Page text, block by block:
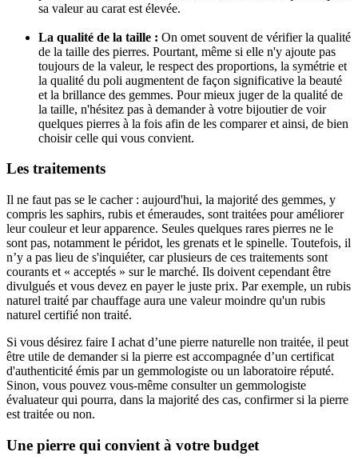
sa valeur au carat est élevée.
La qualité de la taille : On omet souvent de vérifier la qualité
de la taille des pierres. Pourtant, même si elle n'y ajoute pas
toujours de la valeur, le respect des proportions, la symétrie et
la qualité du poli augmentent de façon significative la beauté
et la brillance des gemmes. Pour mieux juger de la qualité de
la taille, n'hésitez pas à demander à votre bijoutier de voir
quelques pierres à la fois afin de les comparer et ainsi, de bien
choisir celle qui vous convient.
Les traitements
Il ne faut pas se le cacher : aujourd'hui, la majorité des gemmes, y
compris les saphirs, rubis et émeraudes, sont traitées pour améliorer
leur couleur et leur apparence. Seules quelques rares pierres ne le
sont pas, notamment le péridot, les grenats et le spinelle. Toutefois, il
n’y a pas lieu de s'inquiéter, car plusieurs de ces traitements sont
courants et « acceptés » sur le marché. Ils doivent cependant être
divulgués et vous devez en payer le juste prix. Par exemple, un rubis
naturel traité par chauffage aura une valeur moindre qu'un rubis
naturel certifié non traité.
Si vous désirez faire I achat d’une pierre naturelle non traitée, il peut
être utile de demander si la pierre est accompagnée d’un certificat
d'authenticité émis par un gemmologiste ou un laboratoire réputé.
Sinon, vous pouvez vous-même consulter un gemmologiste
évaluateur qui pourra, dans la majorité des cas, confirmer si la pierre
est traitée ou non.
Une pierre qui convient à votre budget